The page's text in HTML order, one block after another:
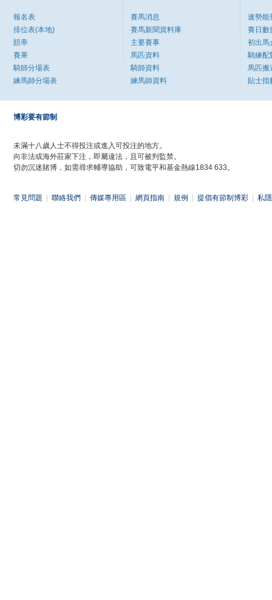
報名表
排位表(本地)
賠率
賽果
騎師分場表
練馬師分場表
賽馬消息
賽馬新聞資料庫
主要賽事
馬匹資料
騎師資料
練馬師資料
速勢能
賽日數
初出馬
騎練配
馬匹搬
貼士指
博彩要有節制
未滿十八歲人士不得投注或進入可投注的地方。
向非法或海外莊家下注，即屬違法，且可被判監禁。
切勿沉迷賭博，如需尋求輔導協助，可致電平和基金熱線1834 633。
常見問題 聯絡我們 傳媒專用區 網頁指南 規例 提倡有節制博彩 私